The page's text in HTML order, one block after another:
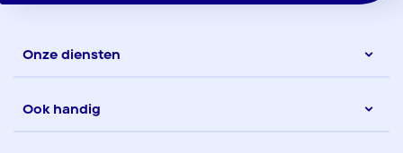
Onze diensten
Ook handig